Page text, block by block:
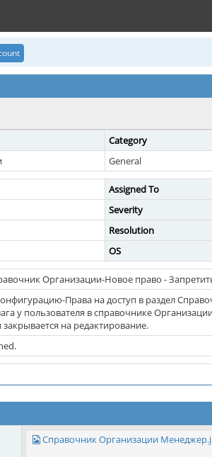
Category
General
Assigned To
Severity
Resolution
OS
Организации-Новое право -
Права на доступ в раздел
у пользователя в справочнике
на редактирование.
Справочник Организации